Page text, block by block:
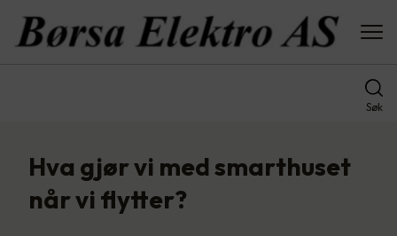
Søk
Hva gjør vi med smarthuset
når vi flytter?